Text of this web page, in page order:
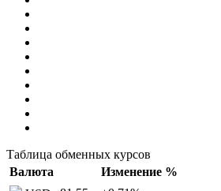
Таблица обменных курсов
Валюта
Изменение %